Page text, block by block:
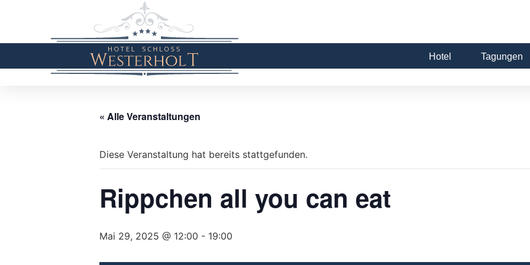
Hotel Tagungen
« Alle Veranstaltungen
Diese Veranstaltung hat bereits stattgefunden.
Rippchen all you can eat
Mai 29, 2025 @ 12:00 - 19:00